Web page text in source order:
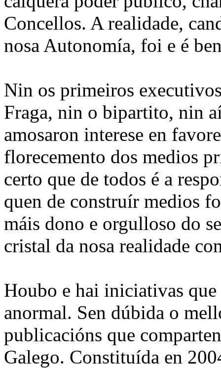
Concellos. A realidade,
nosa Autonomía, foi e é
Nin os primeiros
Fraga, nin o bipartito, nin
amosaron interese en
florecemento dos medios
certo que de todos é a
quen de construír medios
máis dono e orgulloso do
cristal da nosa realidade
Houbo e hai iniciativas
anormal. Sen dúbida o
publicacións que
Galego. Constituída en